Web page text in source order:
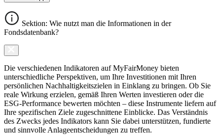
Sektion: Wie nutzt man die Informationen in der
Fondsdatenbank?
Die verschiedenen Indikatoren auf MyFairMoney bieten
unterschiedliche Perspektiven, um Ihre Investitionen mit Ihren
persönlichen Nachhaltigkeitszielen in Einklang zu bringen. Ob Sie
reale Wirkung erzielen, gemäß Ihren Werten investieren oder die
ESG-Performance bewerten möchten – diese Instrumente liefern auf
Ihre spezifischen Ziele zugeschnittene Einblicke. Das Verständnis
des Zwecks jedes Indikators kann Sie dabei unterstützen, fundierte
und sinnvolle Anlageentscheidungen zu treffen.